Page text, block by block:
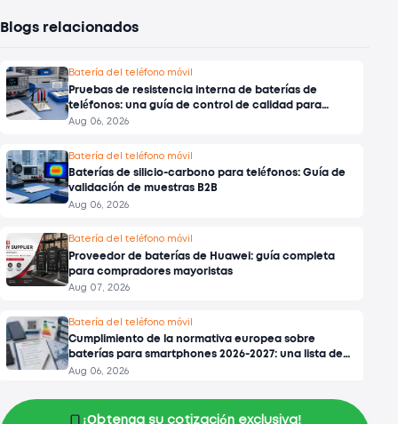
Blogs relacionados
Batería del teléfono móvil
Pruebas de resistencia interna de baterías de
teléfonos: una guía de control de calidad para
clientes B2B.
Aug 06, 2026
Batería del teléfono móvil
Baterías de silicio-carbono para teléfonos: Guía de
validación de muestras B2B
Aug 06, 2026
Batería del teléfono móvil
Proveedor de baterías de Huawei: guía completa
para compradores mayoristas
Aug 07, 2026
Batería del teléfono móvil
Cumplimiento de la normativa europea sobre
baterías para smartphones 2026-2027: una lista de
verificación B2B
Aug 06, 2026
¡Obtenga su cotización exclusiva!